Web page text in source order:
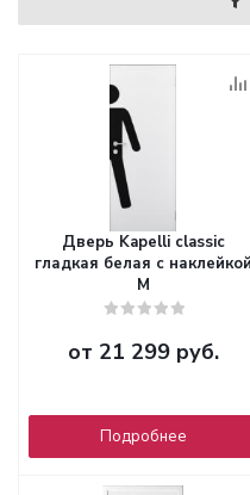
Дверь Kapelli classic
гладкая белая с наклейкой
М
от 21 299 руб.
Подробнее